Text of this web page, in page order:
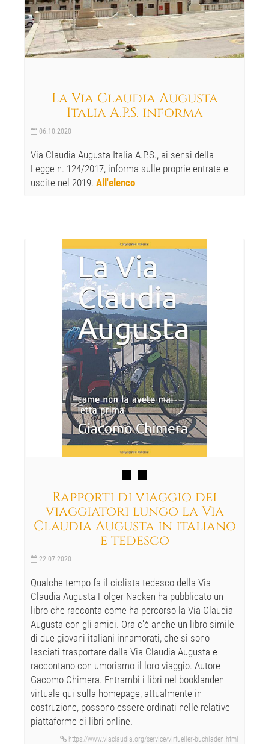
La Via Claudia Augusta
Italia A.P.S. informa
06.10.2020
Via Claudia Augusta Italia A.P.S., ai sensi della
Legge n. 124/2017, informa sulle proprie entrate e
uscite nel 2019. All'elenco
Rapporti di viaggio dei
viaggiatori lungo la Via
Claudia Augusta in italiano
e tedesco
22.07.2020
Qualche tempo fa il ciclista tedesco della Via
Claudia Augusta Holger Nacken ha pubblicato un
libro che racconta come ha percorso la Via Claudia
Augusta con gli amici. Ora c'è anche un libro simile
di due giovani italiani innamorati, che si sono
lasciati trasportare dalla Via Claudia Augusta e
raccontano con umorismo il loro viaggio. Autore
Gacomo Chimera. Entrambi i libri nel booklanden
virtuale qui sulla homepage, attualmente in
costruzione, possono essere ordinati nelle relative
piattaforme di libri online.
https://www.viaclaudia.org/service/virtueller-buchladen.html